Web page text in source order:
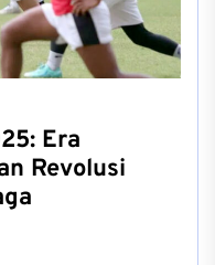
Era
Revolusi